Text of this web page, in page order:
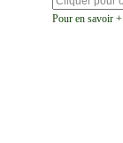
Pour en savoir +